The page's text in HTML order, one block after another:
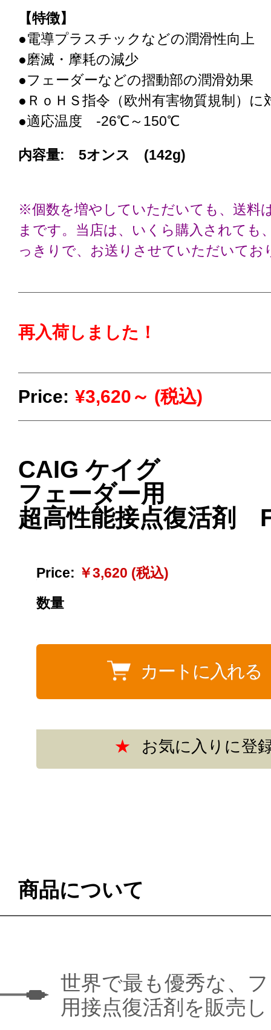
【特徴】
●電導プラスチックなどの潤滑性向上
●磨滅・摩耗の減少
●フェーダーなどの摺動部の潤滑効果
●ＲｏＨＳ指令（欧州有害物質規制）に
●適応温度 -26℃～150℃
内容量: 5オンス (142g)
※個数を増やしていただいても、送料
まです。当店は、いくら購入されても
っきりで、お送りさせていただいてお
再入荷しました！
Price: ¥3,620～ (税込)
CAIG ケイグ
フェーダー用
超高性能接点復活剤
Price: ￥3,620 (税込)
数量
商品について
世界で最も優秀な、
用接点復活剤を販売